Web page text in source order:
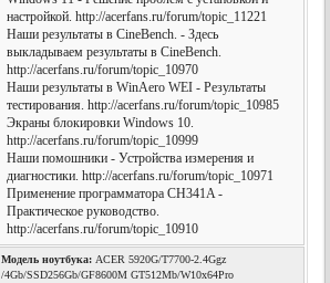
настройкой. http://acerfans.ru/forum/topic_11221
Наши результаты в CineBench. - Здесь
выкладываем результаты в CineBench.
http://acerfans.ru/forum/topic_10970
Наши результаты в WinAero WEI - Результаты
тестирования. http://acerfans.ru/forum/topic_10985
Экраны блокировки Windows 10.
http://acerfans.ru/forum/topic_10999
Наши помошники - Устройства измерения и
диагностики. http://acerfans.ru/forum/topic_10971
Применение программатора CH341A -
Практическое руководство.
http://acerfans.ru/forum/topic_10910
Модель ноутбука: ACER 5920G/T7700-2.4Ggz
/4Gb/SSD256Gb/GF8600M GT512Mb/W10x64Pro